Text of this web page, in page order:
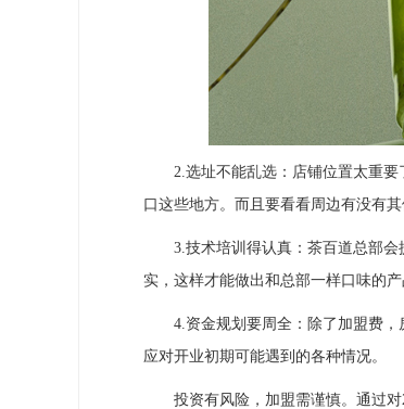
2.选址不能乱选：店铺位置太重要
口这些地方。而且要看看周边有没有
3.技术培训得认真：茶百道总部会
实，这样才能做出和总部一样口味的产
4.资金规划要周全：除了加盟费，
应对开业初期可能遇到的各种情况。
投资有风险，加盟需谨慎。通过对